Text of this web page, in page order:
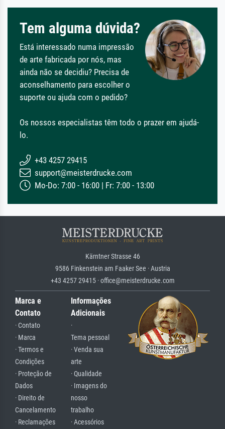
Tem alguma dúvida?
Está interessado numa impressão
de arte fabricada por nós, mas
ainda não se decidiu? Precisa de
aconselhamento para escolher o
suporte ou ajuda com o pedido?
Os nossos especialistas têm todo o prazer em ajudá-
lo.
+43 4257 29415
support@meisterdrucke.com
Mo-Do: 7:00 - 16:00 | Fr: 7:00 - 13:00
Kärntner Strasse 46
9586 Finkenstein am Faaker See · Austria
+43 4257 29415 · office@meisterdrucke.com
Marca e
Contato
· Contato
· Marca
· Termos e
Condições
· Proteção de
Dados
· Direito de
Cancelamento
· Reclamações
Informações
Adicionais
·
Tema pessoal
· Venda sua
arte
· Qualidade
· Imagens do
nosso
trabalho
· Acessórios